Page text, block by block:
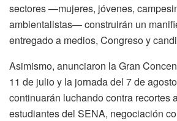
sectores —mujeres, jóvenes,
ambientalistas— construirán un
entregado a medios, Congreso y
Asimismo, anunciaron la Gran
11 de julio y la jornada del 7 de
continuarán luchando contra recortes
estudiantes del SENA, negociación